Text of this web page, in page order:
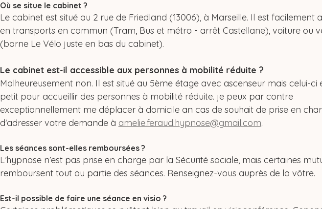
Où se situe le cabinet ?
Le cabinet est situé au 2 rue de Friedland (13006), à Marseille. Il est facilement
en transports en commun (Tram, Bus et métro - arrêt Castellane), voiture ou
(borne Le Vélo juste en bas du cabinet).
Le cabinet est-il accessible aux personnes à mobilité réduite ?
Malheureusement non. Il est situé au 5ème étage avec ascenseur mais celui-ci
petit pour accueillir des personnes à mobilité réduite. je peux par contre
exceptionnellement me déplacer à domicile an cas de souhait de prise en
d'adresser votre demande à amelie.feraud.hypnose@gmail.com.
Les séances sont-elles remboursées ?
L’hypnose n’est pas prise en charge par la Sécurité sociale, mais certaines
remboursent tout ou partie des séances. Renseignez-vous auprès de la vôtre.
Est-il possible de faire une séance en visio ?